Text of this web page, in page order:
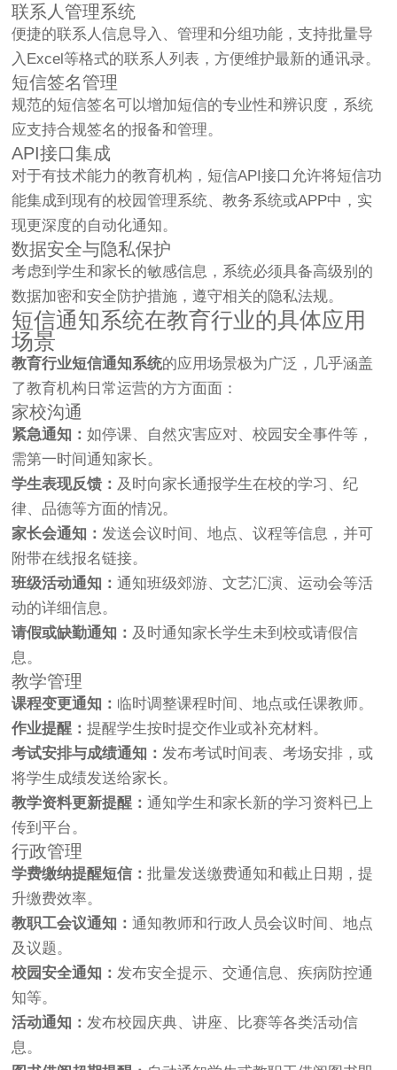
联系人管理系统
便捷的联系人信息导入、管理和分组功能，支持批量导
入Excel等格式的联系人列表，方便维护最新的通讯录。
短信签名管理
规范的短信签名可以增加短信的专业性和辨识度，系统
应支持合规签名的报备和管理。
API接口集成
对于有技术能力的教育机构，短信API接口允许将短信功
能集成到现有的校园管理系统、教务系统或APP中，实
现更深度的自动化通知。
数据安全与隐私保护
考虑到学生和家长的敏感信息，系统必须具备高级别的
数据加密和安全防护措施，遵守相关的隐私法规。
短信通知系统在教育行业的具体应用
场景
教育行业短信通知系统的应用场景极为广泛，几乎涵盖
了教育机构日常运营的方方面面：
家校沟通
紧急通知：如停课、自然灾害应对、校园安全事件等，
需第一时间通知家长。
学生表现反馈： 及时向家长通报学生在校的学习、纪
律、品德等方面的情况。
家长会通知：发送会议时间、地点、议程等信息，并可
附带在线报名链接。
班级活动通知：通知班级郊游、文艺汇演、运动会等活
动的详细信息。
请假或缺勤通知： 及时通知家长学生未到校或请假信
息。
教学管理
课程变更通知： 临时调整课程时间、地点或任课教师。
作业提醒：提醒学生按时提交作业或补充材料。
考试安排与成绩通知：发布考试时间表、考场安排，或
将学生成绩发送给家长。
教学资料更新提醒：通知学生和家长新的学习资料已上
传到平台。
行政管理
学费缴纳提醒短信：批量发送缴费通知和截止日期，提
升缴费效率。
教职工会议通知：通知教师和行政人员会议时间、地点
及议题。
校园安全通知：发布安全提示、交通信息、疾病防控通
知等。
活动通知：发布校园庆典、讲座、比赛等各类活动信
息。